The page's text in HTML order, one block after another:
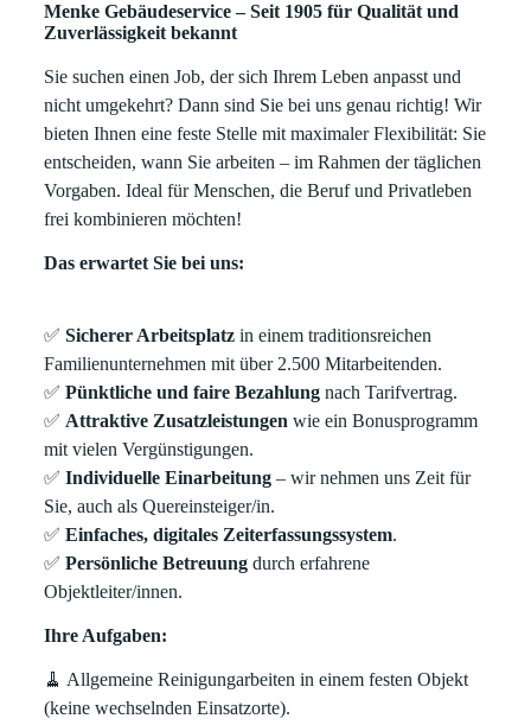
Menke Gebäudeservice – Seit 1905 für Qualität und
Zuverlässigkeit bekannt
Sie suchen einen Job, der sich Ihrem Leben anpasst und
nicht umgekehrt? Dann sind Sie bei uns genau richtig! Wir
bieten Ihnen eine feste Stelle mit maximaler Flexibilität: Sie
entscheiden, wann Sie arbeiten – im Rahmen der täglichen
Vorgaben. Ideal für Menschen, die Beruf und Privatleben
frei kombinieren möchten!
Das erwartet Sie bei uns:
✅ Sicherer Arbeitsplatz in einem traditionsreichen
Familienunternehmen mit über 2.500 Mitarbeitenden.
✅ Pünktliche und faire Bezahlung nach Tarifvertrag.
✅ Attraktive Zusatzleistungen wie ein Bonusprogramm
mit vielen Vergünstigungen.
✅ Individuelle Einarbeitung – wir nehmen uns Zeit für
Sie, auch als Quereinsteiger/in.
✅ Einfaches, digitales Zeiterfassungssystem.
✅ Persönliche Betreuung durch erfahrene
Objektleiter/innen.
Ihre Aufgaben:
🧹 Allgemeine Reinigungarbeiten in einem festen Objekt
(keine wechselnden Einsatzorte).